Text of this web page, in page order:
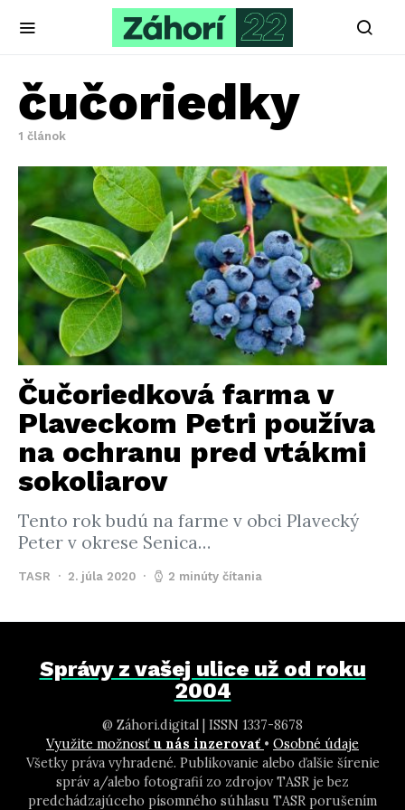
čučoriedky
1 článok
Čučoriedková farma v
Plaveckom Petri používa
na ochranu pred vtákmi
sokoliarov
Tento rok budú na farme v obci Plavecký
Peter v okrese Senica…
TASR 2. júla 2020 2 minúty čítania
Správy z vašej ulice už od roku
2004
@ Záhori.digital | ISSN 1337-8678
Využite možnosť u nás inzerovať • Osobné údaje
Všetky práva vyhradené. Publikovanie alebo ďalšie šírenie
správ a/alebo fotografií zo zdrojov TASR je bez
predchádzajúceho písomného súhlasu TASR porušením